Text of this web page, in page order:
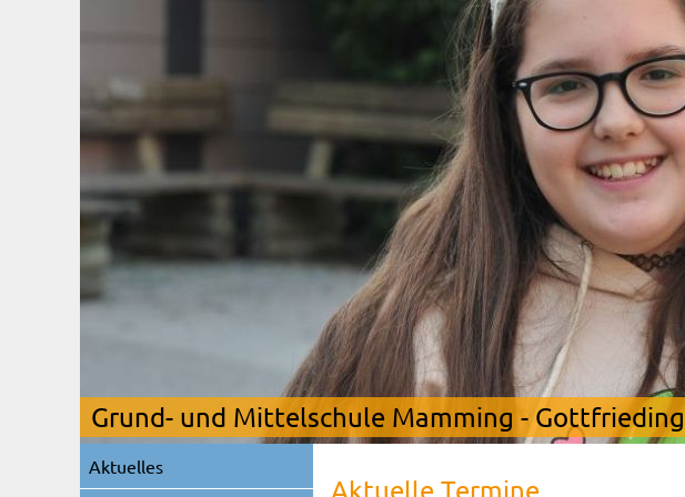
Grund- und Mittelschule Mamming - Gottfrieding
Aktuelle Termine
Navigation
überspringen
Aktuelles